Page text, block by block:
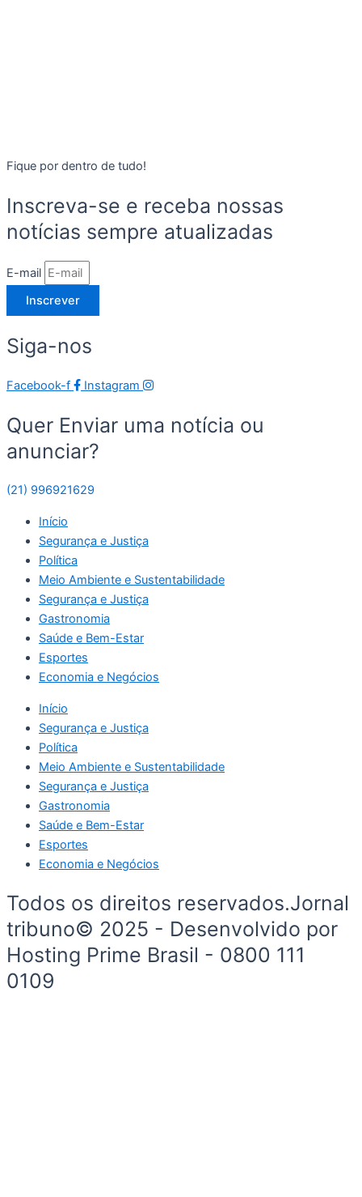
Fique por dentro de tudo!
Inscreva-se e receba nossas
notícias sempre atualizadas
E-mail
Inscrever
Siga-nos
Facebook-f Instagram
Quer Enviar uma notícia ou
anunciar?
(21) 996921629
Início
Segurança e Justiça
Política
Meio Ambiente e Sustentabilidade
Segurança e Justiça
Gastronomia
Saúde e Bem-Estar
Esportes
Economia e Negócios
Início
Segurança e Justiça
Política
Meio Ambiente e Sustentabilidade
Segurança e Justiça
Gastronomia
Saúde e Bem-Estar
Esportes
Economia e Negócios
Todos os direitos reservados.Jornal
tribuno© 2025 - Desenvolvido por
Hosting Prime Brasil - 0800 111
0109